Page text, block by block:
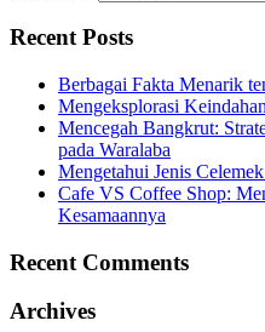
Recent Posts
Berbagai Fakta Menarik
Mengeksplorasi
Mencegah Bangkrut:
pada Waralaba
Mengetahui Jenis
Cafe VS Coffee Shop:
Kesamaannya
Recent Comments
Archives